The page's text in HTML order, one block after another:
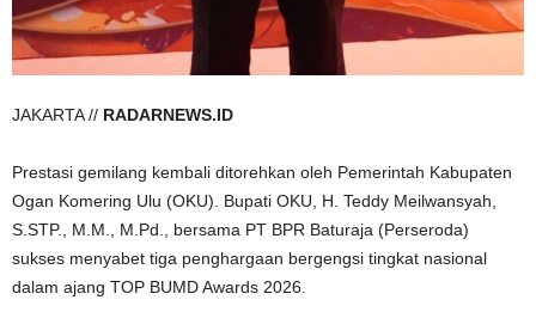
JAKARTA // RADARNEWS.ID
Prestasi gemilang kembali ditorehkan oleh Pemerintah Kabupaten
Ogan Komering Ulu (OKU). Bupati OKU, H. Teddy Meilwansyah,
S.STP., M.M., M.Pd., bersama PT BPR Baturaja (Perseroda)
sukses menyabet tiga penghargaan bergengsi tingkat nasional
dalam ajang TOP BUMD Awards 2026.